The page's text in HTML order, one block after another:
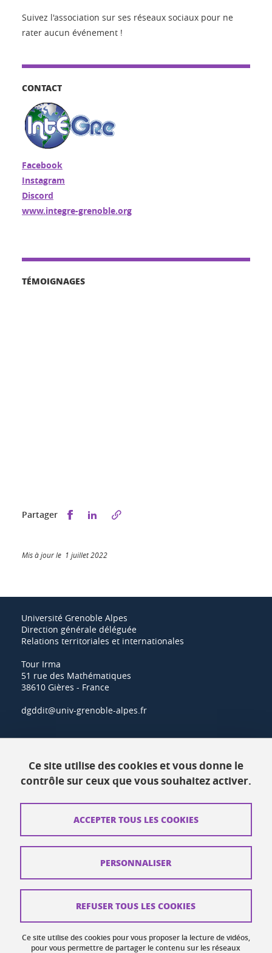
Suivez l'association sur ses réseaux sociaux pour ne
rater aucun événement !
CONTACT
Facebook
Instagram
Discord
www.integre-grenoble.org
TÉMOIGNAGES
Partager Partager sur Facebook
Partager sur LinkedIn
Mis à jour le 1 juillet 2022
Université Grenoble Alpes
Direction générale déléguée
Relations territoriales et internationales
Tour Irma
51 rue des Mathématiques
38610 Gières - France
dgddit@univ-grenoble-alpes.fr
Ressources
Contacts
Plans d'accès
Mentions légales
Plan du site web
Gestion des cookies
Ce site utilise des cookies et vous donne le
contrôle sur ceux que vous souhaitez activer.
Ce site utilise des cookies pour vous proposer la lecture de vidéos,
pour vous permettre de partager le contenu sur les réseaux
ACCEPTER TOUS LES COOKIES
REFUSER TOUS LES COOKIES
PERSONNALISER